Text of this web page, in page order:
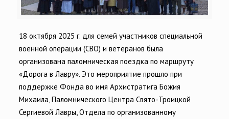
18 октября 2025 г. для семей участников специальной
военной операции (СВО) и ветеранов была
организована паломническая поездка по маршруту
«Дорога в Лавру». Это мероприятие прошло при
поддержке Фонда во имя Архистратига Божия
Михаила, Паломнического Центра Свято-Троицкой
Сергиевой Лавры, Отдела по организованному